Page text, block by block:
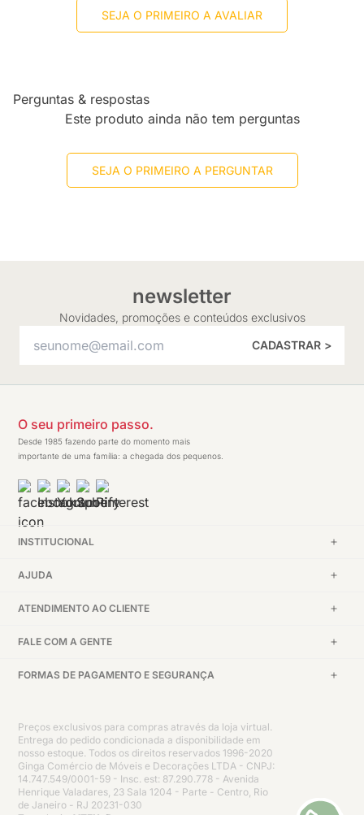
SEJA O PRIMEIRO A AVALIAR
Perguntas & respostas
Este produto ainda não tem perguntas
SEJA O PRIMEIRO A PERGUNTAR
newsletter
Novidades, promoções e conteúdos exclusivos
CADASTRAR >
O seu primeiro passo.
Desde 1985 fazendo parte do momento mais
importante de uma família: a chegada dos pequenos.
INSTITUCIONAL
AJUDA
ATENDIMENTO AO CLIENTE
FALE COM A GENTE
FORMAS DE PAGAMENTO E SEGURANÇA
Preços exclusivos para compras através da loja virtual.
Entrega do pedido condicionada a disponibilidade em
nosso estoque. Todos os direitos reservados 1996-2020
Ginga Comércio de Móveis e Decorações LTDA - CNPJ:
14.747.549/0001-59 - Insc. est: 87.290.778 - Avenida
Henrique Valadares, 23 Sala 1204 - Parte - Centro, Rio
de Janeiro - RJ 20231-030